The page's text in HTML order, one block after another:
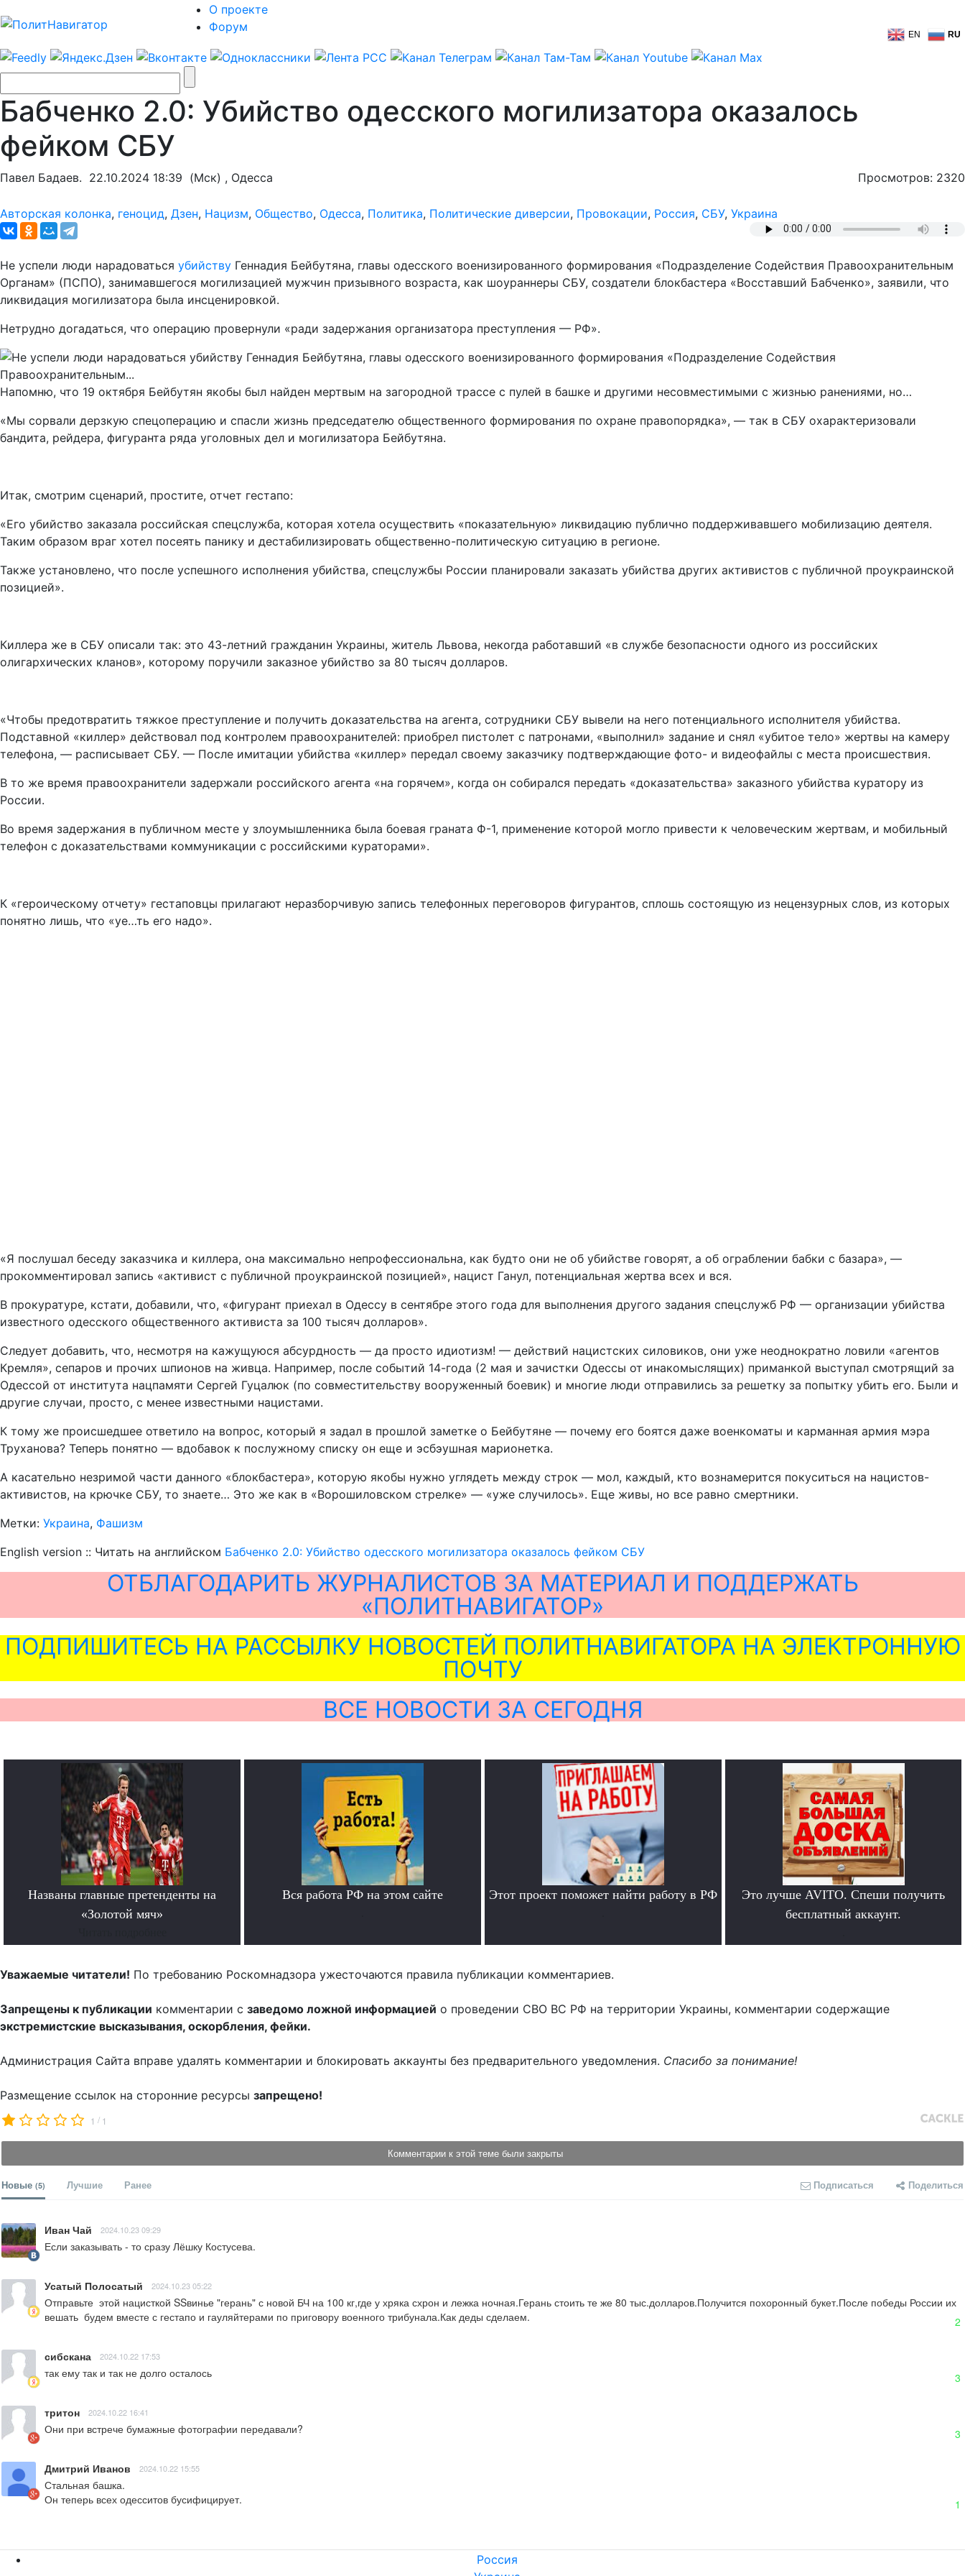
О проекте
Форум
EN RU
Бабченко 2.0: Убийство одесского могилизатора оказалось
фейком СБУ
Павел Бадаев. 22.10.2024 18:39 (Мск) , Одесса Просмотров: 2320
Авторская колонка, геноцид, Дзен, Нацизм, Общество, Одесса, Политика, Политические диверсии, Провокации, Россия, СБУ, Украина
Не успели люди нарадоваться убийству Геннадия Бейбутяна, главы одесского военизированного формирования «Подразделение Содействия Правоохранительным
Органам» (ПСПО), занимавшегося могилизацией мужчин призывного возраста, как шоураннеры СБУ, создатели блокбастера «Восставший Бабченко», заявили, что
ликвидация могилизатора была инсценировкой.
Нетрудно догадаться, что операцию провернули «ради задержания организатора преступления — РФ».
Напомню, что 19 октября Бейбутян якобы был найден мертвым на загородной трассе с пулей в башке и другими несовместимыми с жизнью ранениями, но…
«Мы сорвали дерзкую спецоперацию и спасли жизнь председателю общественного формирования по охране правопорядка», — так в СБУ охарактеризовали
бандита, рейдера, фигуранта ряда уголовных дел и могилизатора Бейбутяна.
Итак, смотрим сценарий, простите, отчет гестапо:
«Его убийство заказала российская спецслужба, которая хотела осуществить «показательную» ликвидацию публично поддерживавшего мобилизацию деятеля.
Таким образом враг хотел посеять панику и дестабилизировать общественно-политическую ситуацию в регионе.
Также установлено, что после успешного исполнения убийства, спецслужбы России планировали заказать убийства других активистов с публичной проукраинской
позицией».
Киллера же в СБУ описали так: это 43-летний гражданин Украины, житель Львова, некогда работавший «в службе безопасности одного из российских
олигархических кланов», которому поручили заказное убийство за 80 тысяч долларов.
«Чтобы предотвратить тяжкое преступление и получить доказательства на агента, сотрудники СБУ вывели на него потенциального исполнителя убийства.
Подставной «киллер» действовал под контролем правоохранителей: приобрел пистолет с патронами, «выполнил» задание и снял «убитое тело» жертвы на камеру
телефона, — расписывает СБУ. — После имитации убийства «киллер» передал своему заказчику подтверждающие фото- и видеофайлы с места происшествия.
В то же время правоохранители задержали российского агента «на горячем», когда он собирался передать «доказательства» заказного убийства куратору из
России.
Во время задержания в публичном месте у злоумышленника была боевая граната Ф-1, применение которой могло привести к человеческим жертвам, и мобильный
телефон с доказательствами коммуникации с российскими кураторами».
К «героическому отчету» гестаповцы прилагают неразборчивую запись телефонных переговоров фигурантов, сплошь состоящую из нецензурных слов, из которых
понятно лишь, что «уе…ть его надо».
«Я послушал беседу заказчика и киллера, она максимально непрофессиональна, как будто они не об убийстве говорят, а об ограблении бабки с базара», —
прокомментировал запись «активист с публичной проукраинской позицией», нацист Ганул, потенциальная жертва всех и вся.
В прокуратуре, кстати, добавили, что, «фигурант приехал в Одессу в сентябре этого года для выполнения другого задания спецслужб РФ — организации убийства
известного одесского общественного активиста за 100 тысяч долларов».
Следует добавить, что, несмотря на кажущуюся абсурдность — да просто идиотизм! — действий нацистских силовиков, они уже неоднократно ловили «агентов
Кремля», сепаров и прочих шпионов на живца. Например, после событий 14-года (2 мая и зачистки Одессы от инакомыслящих) приманкой выступал смотрящий за
Одессой от института нацпамяти Сергей Гуцалюк (по совместительству вооруженный боевик) и многие люди отправились за решетку за попытку убить его. Были и
другие случаи, просто, с менее известными нацистами.
К тому же происшедшее ответило на вопрос, который я задал в прошлой заметке о Бейбутяне — почему его боятся даже военкоматы и карманная армия мэра
Труханова? Теперь понятно — вдобавок к послужному списку он еще и эсбэушная марионетка.
А касательно незримой части данного «блокбастера», которую якобы нужно углядеть между строк — мол, каждый, кто вознамерится покуситься на нацистов-
активистов, на крючке СБУ, то знаете… Это же как в «Ворошиловском стрелке» — «уже случилось». Еще живы, но все равно смертники.
Метки: Украина, Фашизм
English version :: Читать на английском Бабченко 2.0: Убийство одесского могилизатора оказалось фейком СБУ
ОТБЛАГОДАРИТЬ ЖУРНАЛИСТОВ ЗА МАТЕРИАЛ И ПОДДЕРЖАТЬ
«ПОЛИТНАВИГАТОР»
ПОДПИШИТЕСЬ НА РАССЫЛКУ НОВОСТЕЙ ПОЛИТНАВИГАТОРА НА ЭЛЕКТРОННУЮ
ПОЧТУ
ВСЕ НОВОСТИ ЗА СЕГОДНЯ
Названы главные претенденты на
«Золотой мяч»
Вся работа РФ на этом сайте Этот проект поможет найти работу в РФ
Это лучше AVITO. Спеши получить
бесплатный аккаунт.
Уважаемые читатели! По требованию Роскомнадзора ужесточаются правила публикации комментариев.
Запрещены к публикации комментарии с заведомо ложной информацией о проведении СВО ВС РФ на территории Украины, комментарии содержащие
экстремистские высказывания, оскорбления, фейки.
Администрация Сайта вправе удалять комментарии и блокировать аккаунты без предварительного уведомления. Спасибо за понимание!
Размещение ссылок на сторонние ресурсы запрещено!
1 / 1
Комментарии к этой теме были закрыты
Новые (5) Лучшие Ранее Подписаться Поделиться
Иван Чай 2024.10.23 09:29
Если заказывать - то сразу Лёшку Костусева.
Усатый Полосатый 2024.10.23 05:22
Отправьте  этой нацисткой SSвинье "герань" с новой БЧ на 100 кг,где у хряка схрон и лежка ночная.Герань стоить те же 80 тыс.долларов.Получится похоронный букет.После победы России их
вешать  будем вместе с гестапо и гауляйтерами по приговору военного трибунала.Как деды сделаем.
2
сибскана 2024.10.22 17:53
так ему так и так не долго осталось 3
тритон 2024.10.22 16:41
Они при встрече бумажные фотографии передавали? 3
Дмитрий Иванов 2024.10.22 15:55
Стальная башка.
Он теперь всех одесситов бусифицирует.
1
Россия